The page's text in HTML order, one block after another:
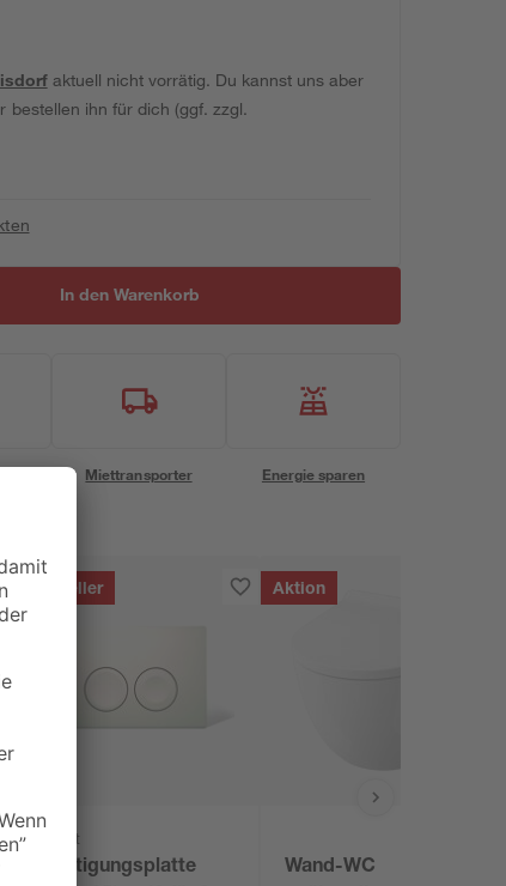
aktuell nicht vorrätig. Du kannst uns aber
bestellen ihn für dich (ggf. zzgl.
In den Warenkorb
Miettransporter Energie sparen
Bestseller
Geberit
Betätigungsplatte
Aktion
Wand-WC